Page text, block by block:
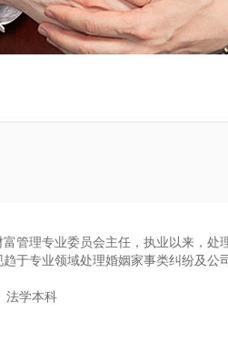
管理专业委员会主任，执业以来，处
于专业领域处理婚姻家事类纠纷及公
法学本科